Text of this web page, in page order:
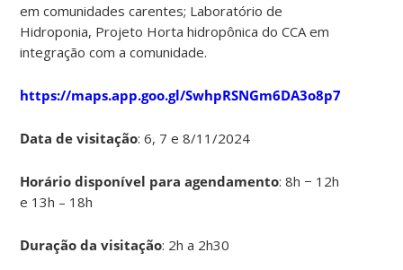
em comunidades carentes; Laboratório de
Hidroponia, Projeto Horta hidropônica do CCA em
integração com a comunidade.
https://maps.app.goo.gl/SwhpRSNGm6DA3o8p7
Data de visitação: 6, 7 e 8/11/2024
Horário disponível para agendamento: 8h − 12h
e 13h – 18h
Duração da visitação: 2h a 2h30